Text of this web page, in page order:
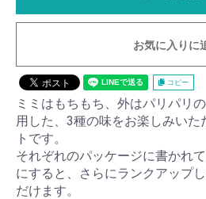
お気に入りに
コピー
ミミはもちもち、外はパリパリ
用した、3種の味をお楽しみいた
トです。
それぞれのパッケージに書かれ
にすると、さらにランクアップ
だけます。